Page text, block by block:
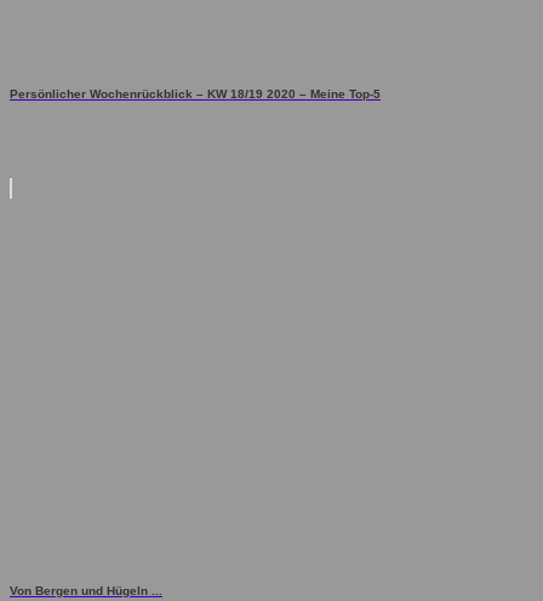
Persönlicher Wochenrückblick – KW 18/19 2020 – Meine Top-5
Von Bergen und Hügeln ...